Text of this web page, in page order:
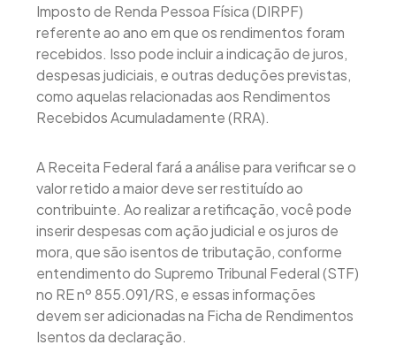
Imposto de Renda Pessoa Física (DIRPF)
referente ao ano em que os rendimentos foram
recebidos. Isso pode incluir a indicação de juros,
despesas judiciais, e outras deduções previstas,
como aquelas relacionadas aos Rendimentos
Recebidos Acumuladamente (RRA).
A Receita Federal fará a análise para verificar se o
valor retido a maior deve ser restituído ao
contribuinte. Ao realizar a retificação, você pode
inserir despesas com ação judicial e os juros de
mora, que são isentos de tributação, conforme
entendimento do Supremo Tribunal Federal (STF)
no RE nº 855.091/RS, e essas informações
devem ser adicionadas na Ficha de Rendimentos
Isentos da declaração.